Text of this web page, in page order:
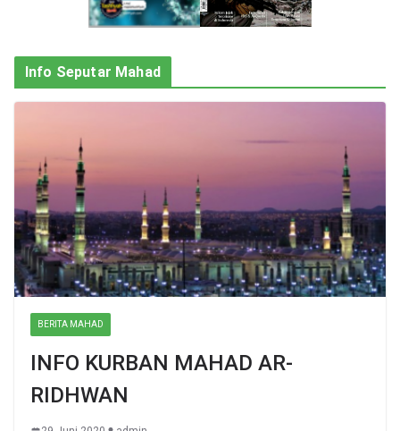
Info Seputar Mahad
BERITA MAHAD
INFO KURBAN MAHAD AR-
RIDHWAN